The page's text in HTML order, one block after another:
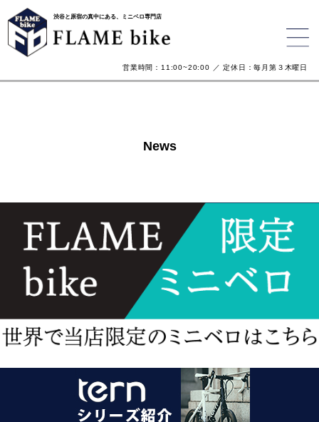
渋谷と原宿の真中にある、ミニベロ専門店
営業時間：11:00~20:00 ／ 定休日：毎月第３木曜日
News